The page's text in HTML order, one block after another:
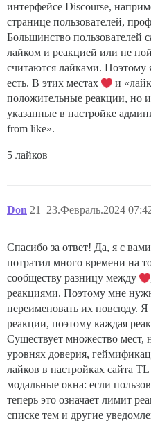
интерфейсе Discourse,
странице пользователей,
Большинство пользователей
лайком и реакцией или не
считаются лайками. Поэтому
есть. В этих местах
и
положительные реакции, но
указанные в настройке
from like».
5 лайков
Don 23.Февраль.2024
21
Спасибо за ответ! Да, я с
потратил много времени на
сообществу разницу между
реакциями. Поэтому мне
переименовать их повсюду.
реакции, поэтому каждая
Существует множество мест,
уровнях доверия,
лайков в настройках сайта
модальные окна: если
теперь это означает лимит
списке тем и другие